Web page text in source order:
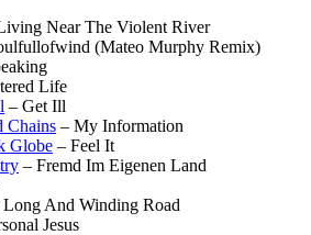
Near The Violent River
(Mateo Murphy Remix)
Life
– Get Ill
Chains – My Information
Globe – Feel It
– Fremd Im Eigenen Land
Long And Winding Road
Jesus